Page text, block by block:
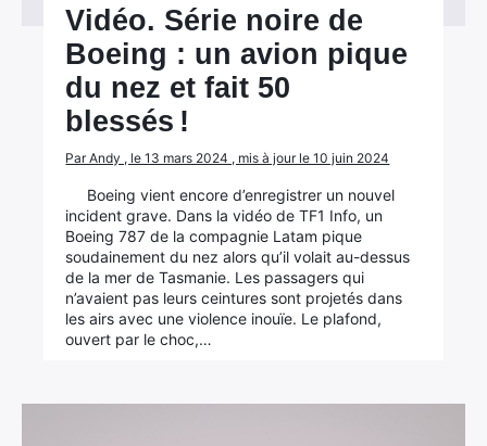
Vidéo. Série noire de
Boeing : un avion pique
du nez et fait 50
blessés !
Par Andy , le 13 mars 2024 , mis à jour le 10 juin 2024
Boeing vient encore d’enregistrer un nouvel
incident grave. Dans la vidéo de TF1 Info, un
Boeing 787 de la compagnie Latam pique
soudainement du nez alors qu’il volait au-dessus
de la mer de Tasmanie. Les passagers qui
n’avaient pas leurs ceintures sont projetés dans
les airs avec une violence inouïe. Le plafond,
ouvert par le choc,…